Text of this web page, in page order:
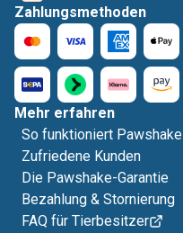
Zahlungsmethoden
Mehr erfahren
So funktioniert Pawshake
Zufriedene Kunden
Die Pawshake-Garantie
Bezahlung & Stornierung
FAQ für Tierbesitzer